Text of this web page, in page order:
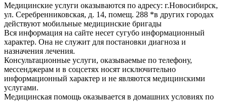
Медицинские услуги оказываются по адресу: г.Новосибирск,
ул. Серебренниковская, д. 14, помещ. 288 *в других городах
действуют мобильные медицинские бригады
Вся информация на сайте несет сугубо информационный
характер. Она не служит для постановки диагноза и
назначения лечения.
Консультационные услуги, оказываемые по телефону,
мессенджерам и в соцсетях носят исключительно
информационный характер и не являются медицинскими
услугами.
Медицинская помощь оказывается в домашних условиях по